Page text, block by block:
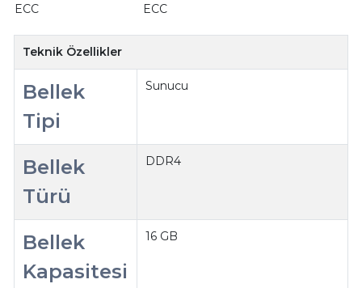
ECC
ECC
Teknik Özellikler
Bellek
Tipi
Sunucu
Bellek
Türü
DDR4
Bellek
Kapasitesi
16 GB